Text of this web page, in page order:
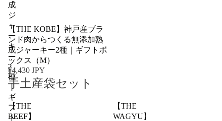
成
ジ
ャ
ー
キ
ー
2
種
｜
ギ
フ
ト
【THE KOBE】神戸産ブラ
ンド肉からつくる無添加熟
成ジャーキー2種｜ギフトボ
ックス（M）
¥4,430 JPY
手土産袋セット
【THE
BEEF】
【THE
WAGYU】